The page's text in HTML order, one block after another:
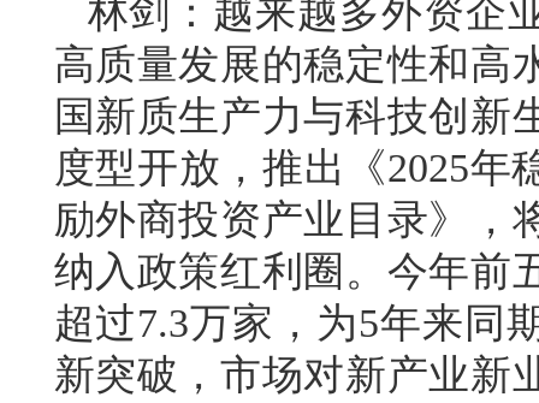
林剑：越来越多外资企
高质量发展的稳定性和高
国新质生产力与科技创新
度型开放，推出《2025
励外商投资产业目录》，
纳入政策红利圈。今年前
超过7.3万家，为5年来同
新突破，市场对新产业新